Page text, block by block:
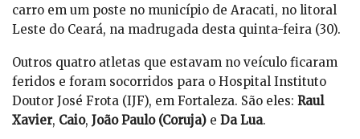
carro em um poste no município de Aracati, no litoral
Leste do Ceará, na madrugada desta quinta-feira (30).
Outros quatro atletas que estavam no veículo ficaram
feridos e foram socorridos para o Hospital Instituto
Doutor José Frota (IJF), em Fortaleza. São eles: Raul
Xavier, Caio, João Paulo (Coruja) e Da Lua.